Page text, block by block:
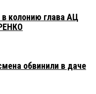
колонию глава АЦ
обвинили в даче